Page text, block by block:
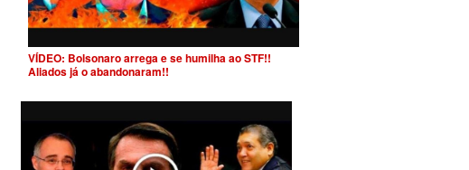
VÍDEO: Bolsonaro arrega e se humilha ao STF!!
Aliados já o abandonaram!!